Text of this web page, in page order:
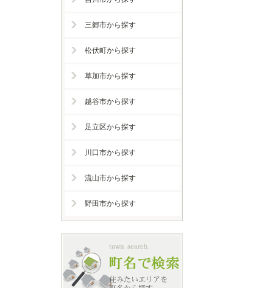
三郷市から探す
松伏町から探す
草加市から探す
越谷市から探す
足立区から探す
川口市から探す
流山市から探す
野田市から探す